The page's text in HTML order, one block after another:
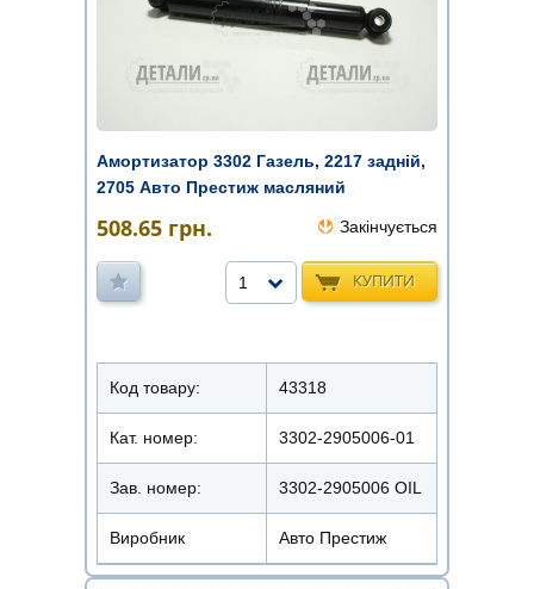
Амортизатор 3302 Газель, 2217 задній,
2705 Авто Престиж масляний
508.65 грн. Закінчується
КУПИТИ
1
Код товару: 43318
Кат. номер: 3302-2905006-01
Зав. номер: 3302-2905006 OIL
Виробник Авто Престиж